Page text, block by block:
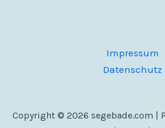
Impressum
Datenschutz
Copyright © 2026 segebade.com |